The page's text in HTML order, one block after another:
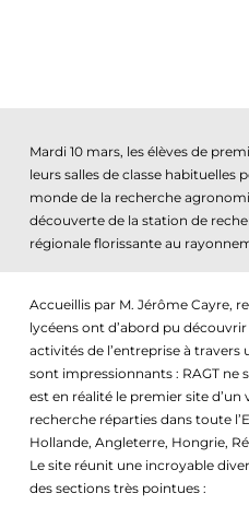
Mardi 10 mars, les élèves de
leurs salles de classe habituelles
monde de la recherche
découverte de la station de
régionale florissante au
Accueillis par M. Jérôme Cayre,
lycéens ont d’abord pu
activités de l’entreprise à travers
sont impressionnants : RAGT ne
est en réalité le premier site d’un
recherche réparties dans toute
Hollande, Angleterre, Hongrie,
Le site réunit une incroyable
des sections très pointues :